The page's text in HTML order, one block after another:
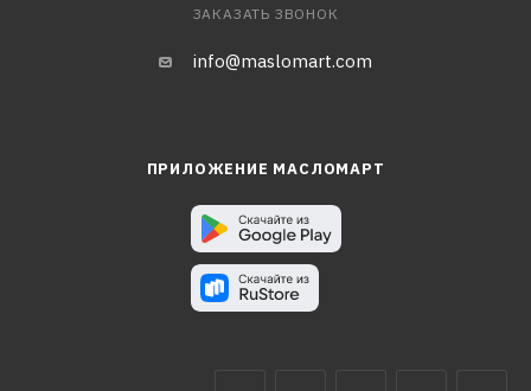
ЗАКАЗАТЬ ЗВОНОК
info@maslomart.com
ПРИЛОЖЕНИЕ МАСЛОМАРТ